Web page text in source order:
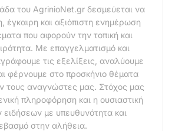
του AgrinioNet.gr δεσμεύεται να
έγκαιρη και αξιόπιστη ενημέρωση
που αφορούν την τοπική και
Με επαγγελματισμό και
τις εξελίξεις, αναλύουμε
φέρνουμε στο προσκήνιο θέματα
τους αναγνώστες μας. Στόχος μας
πληροφόρηση και η ουσιαστική
με υπευθυνότητα και
στην αλήθεια.